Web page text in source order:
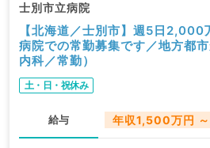
士別市立病院
【北海道／士別市】週5日2,000
病院での常勤募集です／地方都
内科／常勤）
土・日・祝休み
給与 年収1,500万円